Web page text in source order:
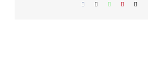
Facebook
X WhatsApp
Pinterest
E-